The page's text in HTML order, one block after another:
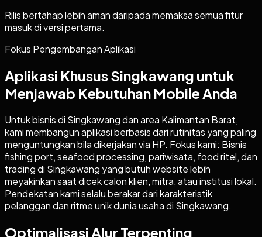
Rilis bertahap lebih aman daripada memaksa semua fitur
masuk di versi pertama.
Fokus Pengembangan Aplikasi
Aplikasi Khusus Singkawang untuk
Menjawab Kebutuhan Mobile Anda
Untuk bisnis di Singkawang dan area Kalimantan Barat,
kami membangun aplikasi berbasis dari rutinitas yang paling
menguntungkan bila dikerjakan via HP. Fokus kami: Bisnis
fishing port, seafood processing, pariwisata, food ritel, dan
trading di Singkawang yang butuh website lebih
meyakinkan saat dicek calon klien, mitra, atau institusi lokal.
Pendekatan kami selalu berakar dari karakteristik
pelanggan dan ritme unik dunia usaha di Singkawang.
Optimalisasi Alur Terpenting